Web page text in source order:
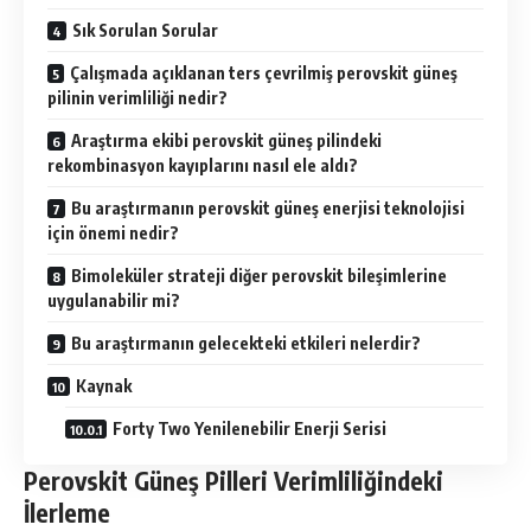
Sık Sorulan Sorular
Çalışmada açıklanan ters çevrilmiş perovskit güneş
pilinin verimliliği nedir?
Araştırma ekibi perovskit güneş pilindeki
rekombinasyon kayıplarını nasıl ele aldı?
Bu araştırmanın perovskit güneş enerjisi teknolojisi
için önemi nedir?
Bimoleküler strateji diğer perovskit bileşimlerine
uygulanabilir mi?
Bu araştırmanın gelecekteki etkileri nelerdir?
Kaynak
Forty Two Yenilenebilir Enerji Serisi
Perovskit Güneş Pilleri Verimliliğindeki
İlerleme